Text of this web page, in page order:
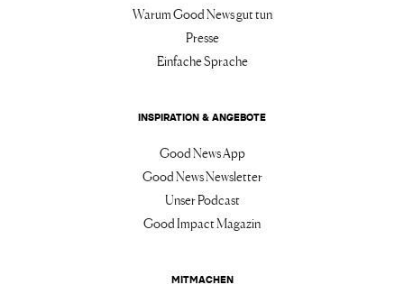
Warum Good News gut tun
Presse
Einfache Sprache
INSPIRATION & ANGEBOTE
Good News App
Good News Newsletter
Unser Podcast
Good Impact Magazin
MITMACHEN